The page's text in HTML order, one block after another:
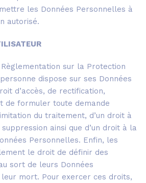
les Données Personnelles à
autorisé.
sur la Protection
dispose sur ses Données
d’accès, de rectification,
de formuler toute demande
du traitement, d’un droit à
ainsi que d’un droit à la
Personnelles. Enfin, les
le droit de définir des
sort de leurs Données
mort. Pour exercer ces droits,